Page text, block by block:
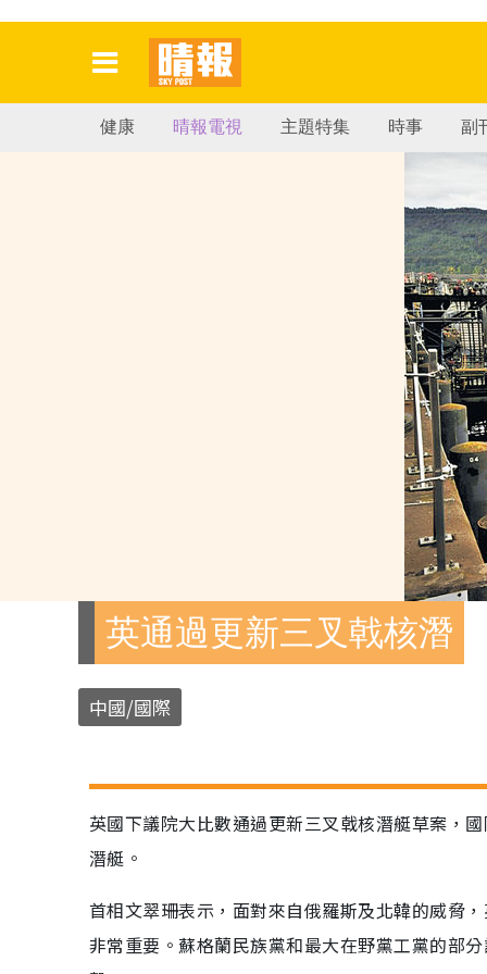
健康 晴報電視 主題特集 時事 副
英通過更新三叉戟核潛
中國/國際
英國下議院大比數通過更新三叉戟核潛艇草案，
潛艇。
首相文翠珊表示，面對來自俄羅斯及北韓的威脅
非常重要。蘇格蘭民族黨和最大在野黨工黨的部